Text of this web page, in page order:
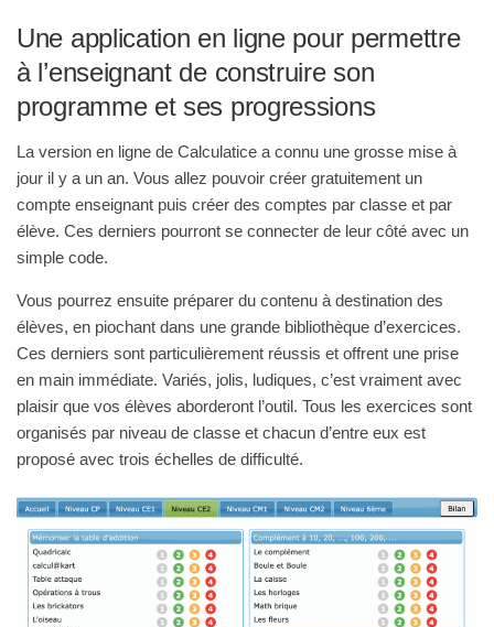
Une application en ligne pour permettre
à l’enseignant de construire son
programme et ses progressions
La version en ligne de Calculatice a connu une grosse mise à
jour il y a un an. Vous allez pouvoir créer gratuitement un
compte enseignant puis créer des comptes par classe et par
élève. Ces derniers pourront se connecter de leur côté avec un
simple code.
Vous pourrez ensuite préparer du contenu à destination des
élèves, en piochant dans une grande bibliothèque d’exercices.
Ces derniers sont particulièrement réussis et offrent une prise
en main immédiate. Variés, jolis, ludiques, c’est vraiment avec
plaisir que vos élèves aborderont l’outil. Tous les exercices sont
organisés par niveau de classe et chacun d’entre eux est
proposé avec trois échelles de difficulté.